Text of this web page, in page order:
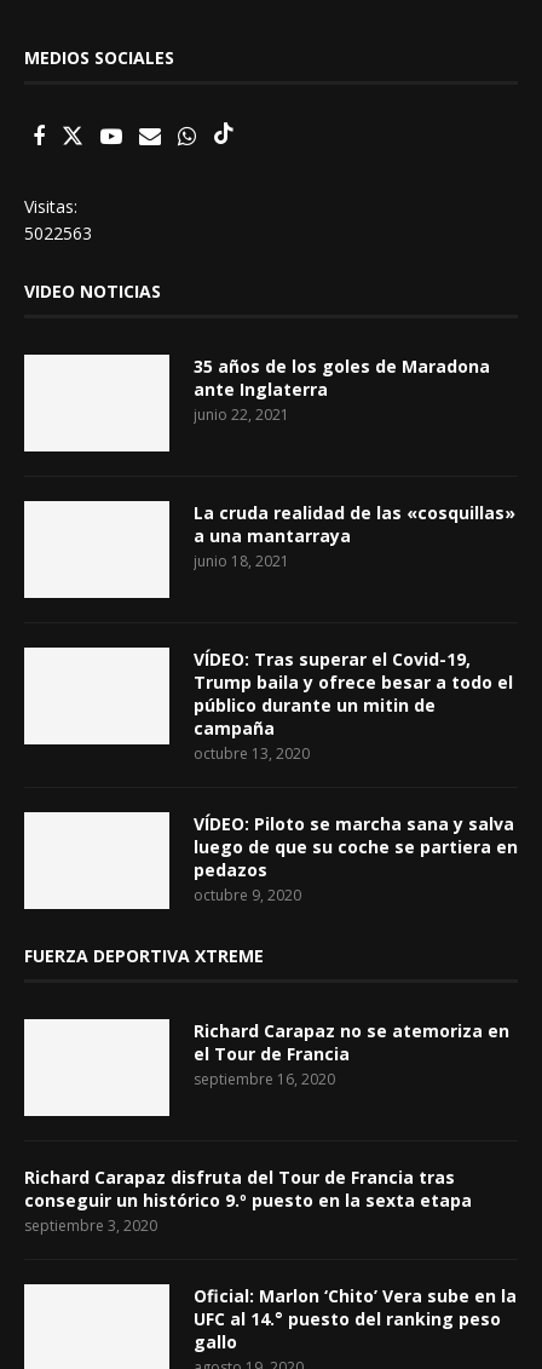
MEDIOS SOCIALES
Visitas:
5022563
VIDEO NOTICIAS
35 años de los goles de Maradona
ante Inglaterra
junio 22, 2021
La cruda realidad de las «cosquillas»
a una mantarraya
junio 18, 2021
VÍDEO: Tras superar el Covid-19,
Trump baila y ofrece besar a todo el
público durante un mitin de
campaña
octubre 13, 2020
VÍDEO: Piloto se marcha sana y salva
luego de que su coche se partiera en
pedazos
octubre 9, 2020
FUERZA DEPORTIVA XTREME
Richard Carapaz no se atemoriza en
el Tour de Francia
septiembre 16, 2020
Richard Carapaz disfruta del Tour de Francia tras
conseguir un histórico 9.º puesto en la sexta etapa
septiembre 3, 2020
Oficial: Marlon ‘Chito’ Vera sube en la
UFC al 14.° puesto del ranking peso
gallo